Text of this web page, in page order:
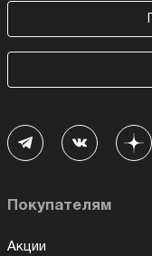
Покупателям
Акции